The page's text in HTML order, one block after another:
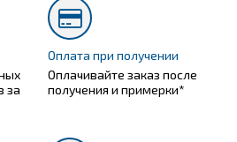
за
Оплата при получении
Оплачивайте заказ после
получения и примерки*